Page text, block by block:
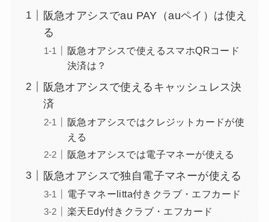
阪急オアシスでau PAY（auペイ）は使え
る
阪急オアシスで使えるスマホQRコード
決済は？
阪急オアシスで使えるキャッシュレス決
済
阪急オアシスではクレジットカードが使
える
阪急オアシスでは電子マネーが使える
阪急オアシスで独自電子マネーが使える
電子マネーlitta付きクラブ・エフカード
楽天Edy付きクラブ・エフカード